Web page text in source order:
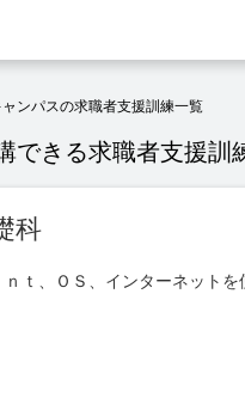
ンパスの求職者支援訓練一覧
できる求職者支援訓
科
ｔ、ＯＳ、インターネット